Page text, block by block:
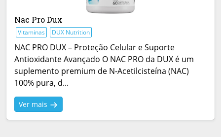
Nac Pro Dux
Vitaminas DUX Nutrition
NAC PRO DUX – Proteção Celular e Suporte
Antioxidante Avançado O NAC PRO da DUX é um
suplemento premium de N-Acetilcisteína (NAC)
100% pura, d...
Ver mais